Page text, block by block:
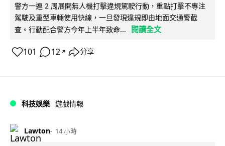
警方一連 2 周展開無人機打擊違規駕駛行動，重點打擊不專注
駕駛及重型車輛使用快線，一旦發現違規即由地面交通警截
查。行動配合警方今年上半年致命...
閱讀全文
101 12 ↗ 分享
科技娛樂 遊戲情報
Lawton 14 小時